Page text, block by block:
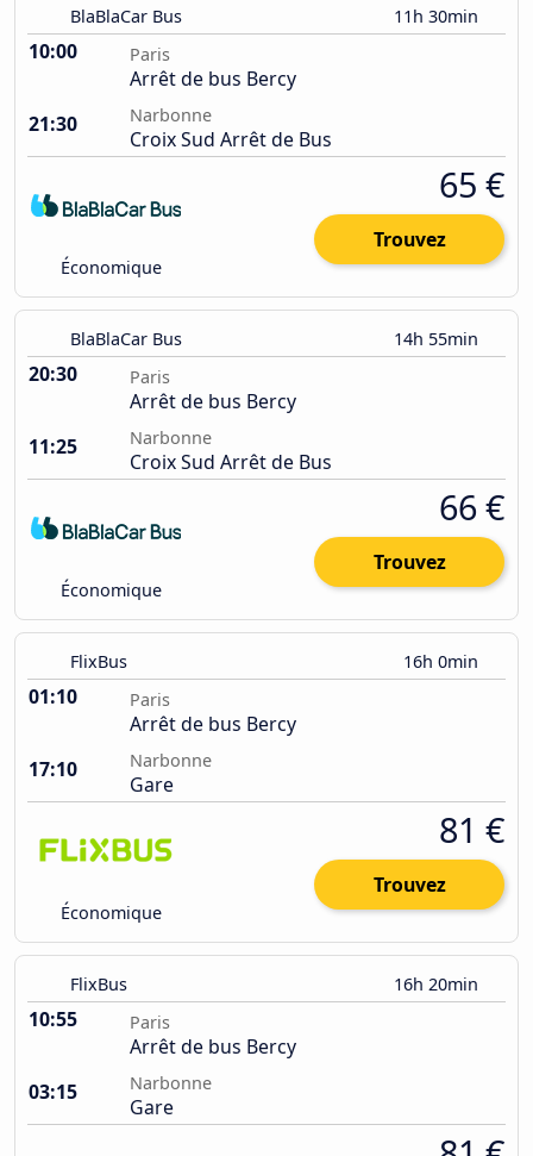
BlaBlaCar Bus 11h 30min
10:00 Paris
Arrêt de bus Bercy
21:30
Narbonne
Croix Sud Arrêt de Bus
Économique
65 €
Trouvez
BlaBlaCar Bus 14h 55min
20:30 Paris
Arrêt de bus Bercy
11:25
Narbonne
Croix Sud Arrêt de Bus
Économique
66 €
Trouvez
FlixBus 16h 0min
01:10 Paris
Arrêt de bus Bercy
17:10
Narbonne
Gare
Économique
81 €
Trouvez
FlixBus 16h 20min
10:55 Paris
Arrêt de bus Bercy
03:15
Narbonne
Gare